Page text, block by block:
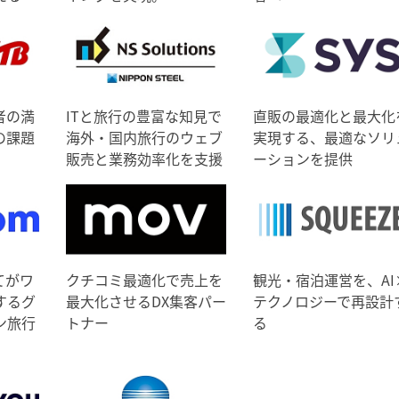
の満
課題
ITと旅行の豊富な知見で
海外・国内旅行のウェブ
販売と業務効率化を支援
直販の最適化と最大
実現する、最適なソ
ーションを提供
がワ
るグ
旅行
クチコミ最適化で売上を
最大化させるDX集客パー
トナー
観光・宿泊運営を、
テクノロジーで再設計
る